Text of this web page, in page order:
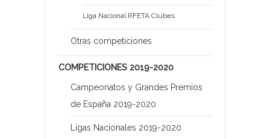
Liga Nacional RFETA Clubes
Otras competiciones
COMPETICIONES 2019-2020
Campeonatos y Grandes Premios
de España 2019-2020
Ligas Nacionales 2019-2020